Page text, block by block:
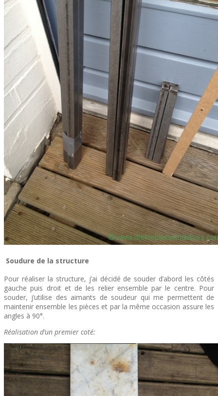
Soudure de la structure
Pour réaliser la structure, j’ai décidé de souder d’abord les côtés
gauche puis droit et de les relier ensemble par le centre. Pour
souder, j’utilise des aimants de soudeur qui me permettent de
maintenir ensemble les pièces et par la même occasion assure les
angles à 90°.
Réalisation d’un premier coté: